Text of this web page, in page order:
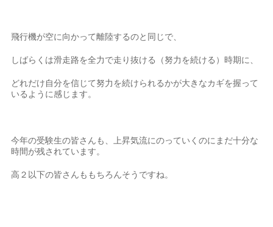
飛行機が空に向かって離陸するのと同じで、
しばらくは滑走路を全力で走り抜ける（努力を続ける）時期に、
どれだけ自分を信じて努力を続けられるかが大きなカギを握って
いるように感じます。
今年の受験生の皆さんも、上昇気流にのっていくのにまだ十分な
時間が残されています。
高２以下の皆さんももちろんそうですね。